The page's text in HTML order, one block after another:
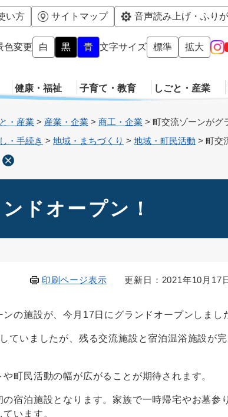
メニューを飛ばして本文へ
い方 サイトマップ 音声読み上げ・ふり
色変更 白 黒 青 文字サイズ 標準 拡大
健康・福祉 子育て・教育 しごと・産業
・産業 > 産業・企業 > 商工・企業 > 町交流ゾーンがグ
・手続き > 地域・まちづくり > 地域・町民活動 > 町交
ドオープン！
更新日：2021年10月17
印刷ページ表示
の施設が、今月17日にグランドオープンしまし
ていましたが、残る交流施設と宿泊温浴施設が完
町民活動の幅が広がることが期待されます。
宿泊施設となります。家族で一時帰宅やお墓参
います。